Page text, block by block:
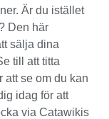
Är du istället
Den här
sälja dina
till att titta
att se om du kan
idag för att
via Catawikis